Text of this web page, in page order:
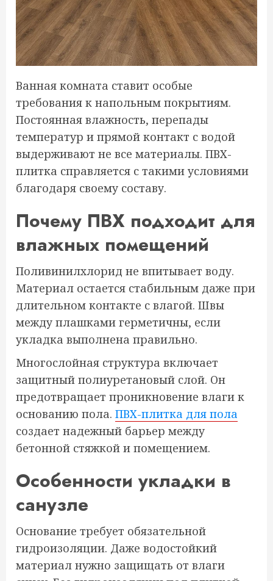
Ванная комната ставит особые
требования к напольным покрытиям.
Постоянная влажность, перепады
температур и прямой контакт с водой
выдерживают не все материалы. ПВХ-
плитка справляется с такими условиями
благодаря своему составу.
Почему ПВХ подходит для
влажных помещений
Поливинилхлорид не впитывает воду.
Материал остается стабильным даже при
длительном контакте с влагой. Швы
между плашками герметичны, если
укладка выполнена правильно.
Многослойная структура включает
защитный полиуретановый слой. Он
предотвращает проникновение влаги к
основанию пола. ПВХ-плитка для пола
создает надежный барьер между
бетонной стяжкой и помещением.
Особенности укладки в
санузле
Основание требует обязательной
гидроизоляции. Даже водостойкий
материал нужно защищать от влаги